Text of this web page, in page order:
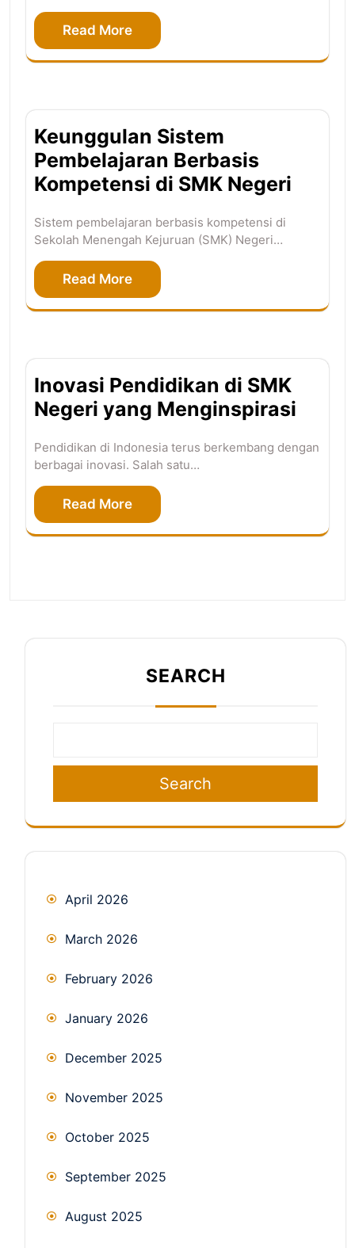
Read More
Keunggulan Sistem
Pembelajaran Berbasis
Kompetensi di SMK Negeri
Sistem pembelajaran berbasis kompetensi di
Sekolah Menengah Kejuruan (SMK) Negeri…
Read More
Inovasi Pendidikan di SMK
Negeri yang Menginspirasi
Pendidikan di Indonesia terus berkembang dengan
berbagai inovasi. Salah satu…
Read More
SEARCH
Search
April 2026
March 2026
February 2026
January 2026
December 2025
November 2025
October 2025
September 2025
August 2025